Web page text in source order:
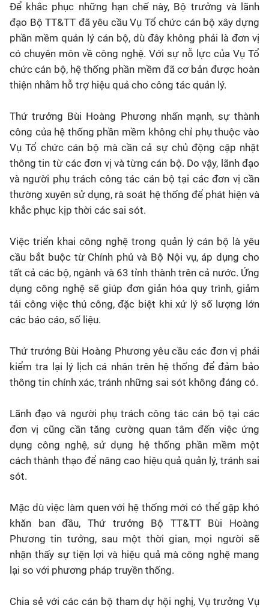
Để khắc phục những hạn chế này, Bộ trưởng và lãnh
đạo Bộ TT&TT đã yêu cầu Vụ Tổ chức cán bộ xây dựng
phần mềm quản lý cán bộ, dù đây không phải là đơn vị
có chuyên môn về công nghệ. Với sự nỗ lực của Vụ Tổ
chức cán bộ, hệ thống phần mềm đã cơ bản được hoàn
thiện nhằm hỗ trợ hiệu quả cho công tác quản lý.
Thứ trưởng Bùi Hoàng Phương nhấn mạnh, sự thành
công của hệ thống phần mềm không chỉ phụ thuộc vào
Vụ Tổ chức cán bộ mà cần cả sự chủ động cập nhật
thông tin từ các đơn vị và từng cán bộ. Do vậy, lãnh đạo
và người phụ trách công tác cán bộ tại các đơn vị cần
thường xuyên sử dụng, rà soát hệ thống để phát hiện và
khắc phục kịp thời các sai sót.
Việc triển khai công nghệ trong quản lý cán bộ là yêu
cầu bắt buộc từ Chính phủ và Bộ Nội vụ, áp dụng cho
tất cả các bộ, ngành và 63 tỉnh thành trên cả nước. Ứng
dụng công nghệ sẽ giúp đơn giản hóa quy trình, giảm
tải công việc thủ công, đặc biệt khi xử lý số lượng lớn
các báo cáo, số liệu.
Thứ trưởng Bùi Hoàng Phương yêu cầu các đơn vị phải
kiểm tra lại lý lịch cá nhân trên hệ thống để đảm bảo
thông tin chính xác, tránh những sai sót không đáng có.
Lãnh đạo và người phụ trách công tác cán bộ tại các
đơn vị cũng cần tăng cường quan tâm đến việc ứng
dụng công nghệ, sử dụng hệ thống phần mềm một
cách thành thạo để nâng cao hiệu quả quản lý, tránh sai
sót.
Mặc dù việc làm quen với hệ thống mới có thể gặp khó
khăn ban đầu, Thứ trưởng Bộ TT&TT Bùi Hoàng
Phương tin tưởng, sau một thời gian, mọi người sẽ
nhận thấy sự tiện lợi và hiệu quả mà công nghệ mang
lại so với phương pháp truyền thống.
Chia sẻ với các cán bộ tham dự hội nghị, Vụ trưởng Vụ